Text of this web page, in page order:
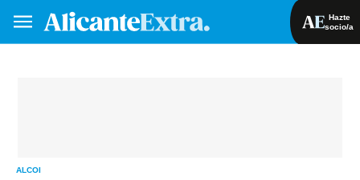
Hazte
socio/a
ALCOI